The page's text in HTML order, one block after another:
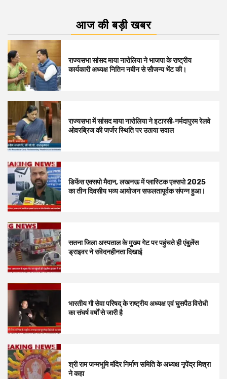
आज की बड़ी खबर
राज्यसभा सांसद माया नारोलिया ने भाजपा के राष्ट्रीय
कार्यकारी अध्यक्ष नितिन नबीन से सौजन्य भेंट की।
राज्यसभा में सांसद माया नारोलिया ने इटारसी‑नर्मदापुरम रेलवे
ओवरब्रिज की जर्जर स्थिति पर उठाया सवाल
डिफेंस एक्सपो मैदान, लखनऊ में प्लास्टिक एक्सपो 2025
का तीन दिवसीय भव्य आयोजन सफलतापूर्वक संपन्न हुआ।
सतना जिला अस्पताल के मुख्य गेट पर पहुंचते ही एंबुलेंस
ड्राइवर ने संवेदनहीनता दिखाई
भारतीय गौ सेवा परिषद् के राष्ट्रीय अध्यक्ष एवं घुसपैठ विरोधी
का संघर्ष वर्षों से जारी है
श्री राम जन्मभूमि मंदिर निर्माण समिति के अध्यक्ष नृपेंद्र मिश्रा
ने कहा